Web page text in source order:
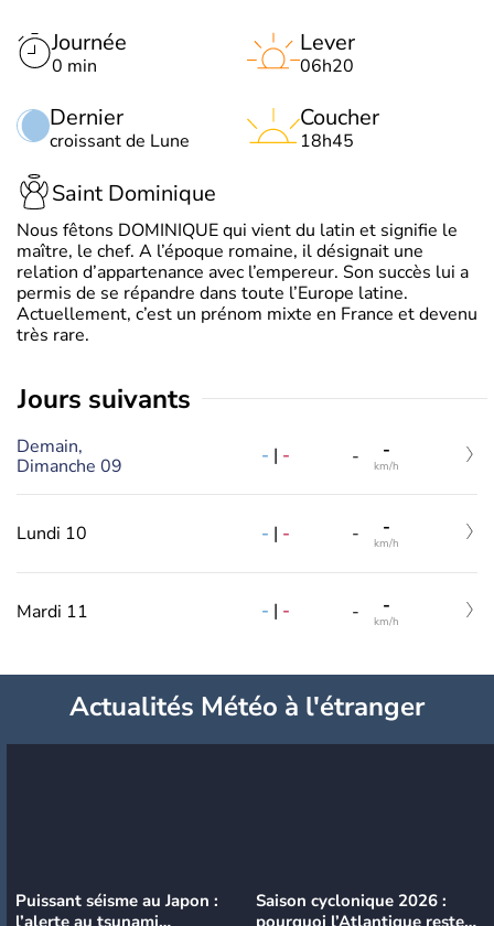
Journée
0 min
Dernier
croissant de Lune
Lever
06h20
Coucher
18h45
Saint Dominique
Nous fêtons DOMINIQUE qui vient du latin et signifie le
maître, le chef. A l’époque romaine, il désignait une
relation d’appartenance avec l’empereur. Son succès lui a
permis de se répandre dans toute l’Europe latine.
Actuellement, c’est un prénom mixte en France et devenu
très rare.
jours suivants
Demain,
Dimanche 09
- | - - -
km/h
Lundi 10 - | - - -
km/h
Mardi 11 - | - - -
km/h
Actualités Météo à l'étranger
Puissant séisme au Japon :
l’alerte au tsunami
Saison cyclonique 2026 :
pourquoi l’Atlantique reste